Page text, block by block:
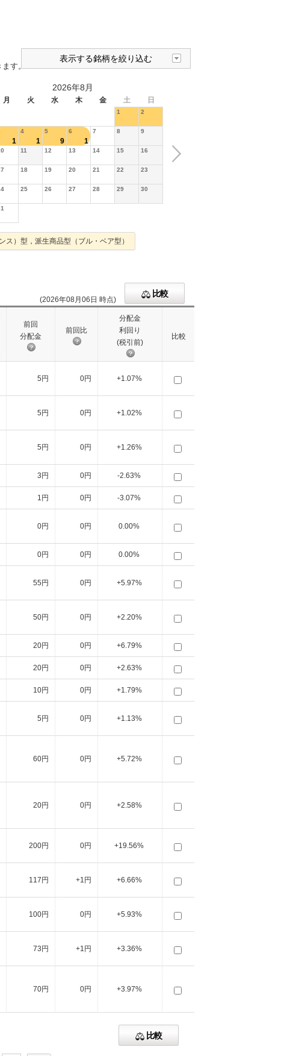
表示する銘柄を絞り込む
ます。
2026年8月
月 火 水 木 金 土 日
1 2
1
4
1
5
9
6
1
7 8 9
11 12 13 14 15 16
18 19 20 21 22 23
25 26 27 28 29 30
）型，派生商品型（ブル・ベア型）
比較
(2026年08月06日 時点)
前回
分配金
前回比
分配金
利回り
(税引前)
比較
5円 0円 +1.07%
5円 0円 +1.02%
5円 0円 +1.26%
3円 0円 -2.63%
1円 0円 -3.07%
0円 0円 0.00%
0円 0円 0.00%
55円 0円 +5.97%
50円 0円 +2.20%
20円 0円 +6.79%
20円 0円 +2.63%
10円 0円 +1.79%
5円 0円 +1.13%
60円 0円 +5.72%
20円 0円 +2.58%
200円 0円 +19.56%
117円 +1円 +6.66%
100円 0円 +5.93%
73円 +1円 +3.36%
70円 0円 +3.97%
比較